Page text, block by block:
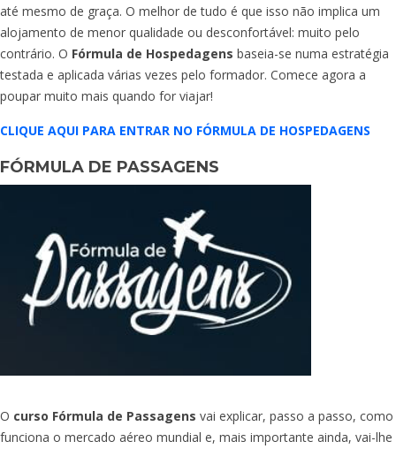
até mesmo de graça. O melhor de tudo é que isso não implica um
alojamento de menor qualidade ou desconfortável: muito pelo
contrário. O Fórmula de Hospedagens baseia-se numa estratégia
testada e aplicada várias vezes pelo formador. Comece agora a
poupar muito mais quando for viajar!
CLIQUE AQUI PARA ENTRAR NO FÓRMULA DE HOSPEDAGENS
FÓRMULA DE PASSAGENS
O curso Fórmula de Passagens vai explicar, passo a passo, como
funciona o mercado aéreo mundial e, mais importante ainda, vai-lhe